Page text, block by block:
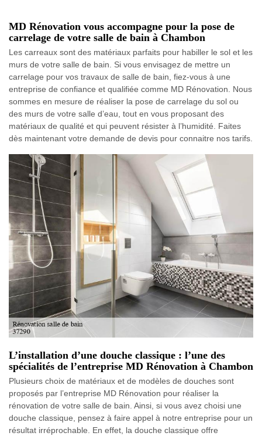
MD Rénovation vous accompagne pour la pose de
carrelage de votre salle de bain à Chambon
Les carreaux sont des matériaux parfaits pour habiller le sol et les
murs de votre salle de bain. Si vous envisagez de mettre un
carrelage pour vos travaux de salle de bain, fiez-vous à une
entreprise de confiance et qualifiée comme MD Rénovation. Nous
sommes en mesure de réaliser la pose de carrelage du sol ou
des murs de votre salle d’eau, tout en vous proposant des
matériaux de qualité et qui peuvent résister à l’humidité. Faites
dès maintenant votre demande de devis pour connaitre nos tarifs.
L’installation d’une douche classique : l’une des
spécialités de l’entreprise MD Rénovation à Chambon
Plusieurs choix de matériaux et de modèles de douches sont
proposés par l’entreprise MD Rénovation pour réaliser la
rénovation de votre salle de bain. Ainsi, si vous avez choisi une
douche classique, pensez à faire appel à notre entreprise pour un
résultat irréprochable. En effet, la douche classique offre